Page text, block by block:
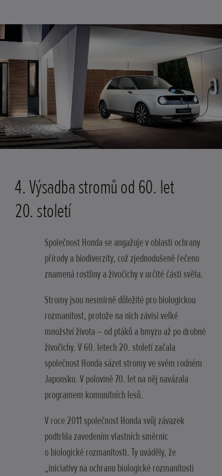
4. Výsadba stromů od 60. let
20. století
Společnost Honda se angažuje v oblasti ochrany
přírody a biodiverzity, což zjednodušeně řečeno
znamená rostliny a živočichy v určité části světa.
Stromy jsou nesmírně důležité pro biologickou
rozmanitost, protože na nich závisí velké
množství života – od ptáků a hmyzu až po drobné
živočichy. V 60. letech 20. století začala
společnost Honda sázet stromy ve svém rodném
Japonsku. V polovině 70. let na něj navázala
programem komunitních lesů.
V roce 2011 společnost Honda svůj závazek
podtrhla zavedením vlastních směrnic
o biologické rozmanitosti. Ty uváděly, že
„iniciativy na ochranu biologické rozmanitosti